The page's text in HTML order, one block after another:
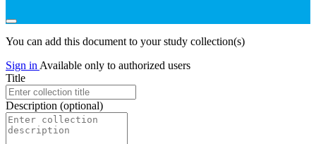
You can add this document to your study collection(s)
Sign in Available only to authorized users
Title
Description (optional)